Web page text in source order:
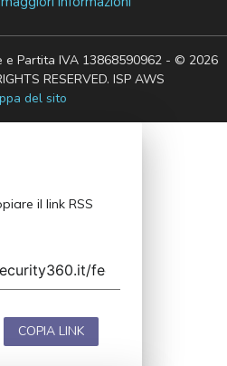
Partita IVA 13868590962 - © 2026
RESERVED. ISP AWS
del sito
il link RSS
COPIA LINK